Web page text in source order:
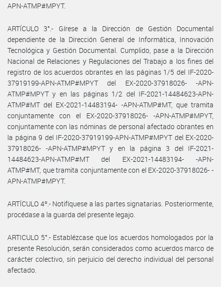
APN-ATMP#MPYT.
ARTÍCULO 3°.- Gírese a la Dirección de Gestión Documental
dependiente de la Dirección General de Informática, Innovación
Tecnológica y Gestión Documental. Cumplido, pase a la Dirección
Nacional de Relaciones y Regulaciones del Trabajo a los fines del
registro de los acuerdos obrantes en las páginas 1/5 del IF-2020-
37919199-APN-ATMP#MPYT del EX-2020-37918026- -APN-
ATMP#MPYT y en las páginas 1/2 del IF-2021-14484623-APN-
ATMP#MT del EX-2021-14483194- -APN-ATMP#MT, que tramita
conjuntamente con el EX-2020-37918026- -APN-ATMP#MPYT,
conjuntamente con las nóminas de personal afectado obrantes en
la página 9 del IF-2020-37919199-APN-ATMP#MPYT del EX-2020-
37918026- -APN-ATMP#MPYT y en la página 3 del IF-2021-
14484623-APN-ATMP#MT del EX-2021-14483194- -APN-
ATMP#MT, que tramita conjuntamente con el EX-2020-37918026- -
APN-ATMP#MPYT.
ARTÍCULO 4º.- Notifíquese a las partes signatarias. Posteriormente,
procédase a la guarda del presente legajo.
ARTICULO 5°.- Establézcase que los acuerdos homologados por la
presente Resolución, serán considerados como acuerdos marco de
carácter colectivo, sin perjuicio del derecho individual del personal
afectado.